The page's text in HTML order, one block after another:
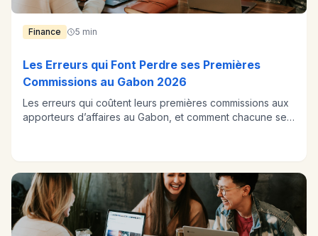
Finance 5 min
Les Erreurs qui Font Perdre ses Premières
Commissions au Gabon 2026
Les erreurs qui coûtent leurs premières commissions aux
apporteurs d’affaires au Gabon, et comment chacune se